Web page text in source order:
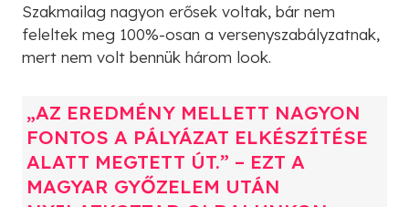
Szakmailag nagyon erősek voltak, bár nem
feleltek meg 100%-osan a versenyszabályzatnak,
mert nem volt bennük három look.
„AZ EREDMÉNY MELLETT NAGYON
FONTOS A PÁLYÁZAT ELKÉSZÍTÉSE
ALATT MEGTETT ÚT.” – EZT A
MAGYAR GYŐZELEM UTÁN